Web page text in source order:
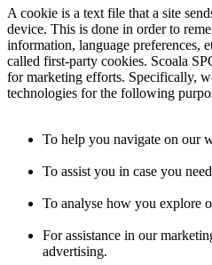
A cookie is a text file that a site
device. This is done in order to
information, language preferences,
called first-party cookies. Scoala
for marketing efforts. Specifically,
technologies for the following
To help you navigate on our
To assist you in case you
To analyse how you explore
For assistance in our
advertising.